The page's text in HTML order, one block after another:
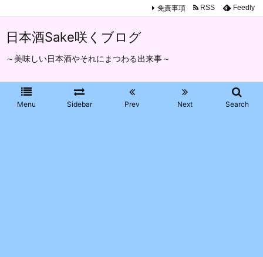
日本酒Sake咲くブログ
～美味しい日本酒やそれにまつわる出来事～
Menu Sidebar Prev Next Search
免責事項 RSS Feedly